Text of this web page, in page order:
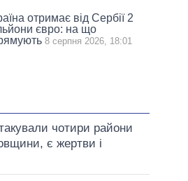
отримає від Сербії 2
євро: на що
8 серпня 2026, 18:01
чотири райони
є жертви і